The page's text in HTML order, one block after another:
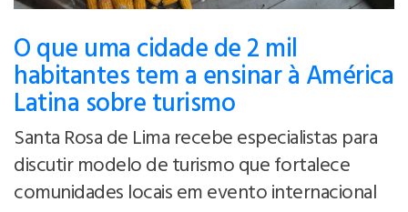
O que uma cidade de 2 mil
habitantes tem a ensinar à América
Latina sobre turismo
Santa Rosa de Lima recebe especialistas para
discutir modelo de turismo que fortalece
comunidades locais em evento internacional